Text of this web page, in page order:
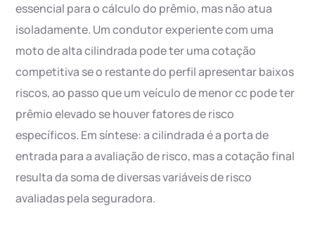
essencial para o cálculo do prêmio, mas não atua
isoladamente. Um condutor experiente com uma
moto de alta cilindrada pode ter uma cotação
competitiva se o restante do perfil apresentar baixos
riscos, ao passo que um veículo de menor cc pode ter
prêmio elevado se houver fatores de risco
específicos. Em síntese: a cilindrada é a porta de
entrada para a avaliação de risco, mas a cotação final
resulta da soma de diversas variáveis de risco
avaliadas pela seguradora.